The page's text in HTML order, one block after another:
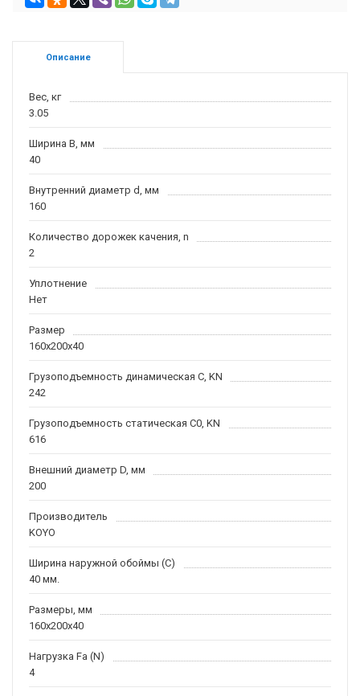
Описание
Вес, кг
3.05
Ширина B, мм
40
Внутренний диаметр d, мм
160
Количество дорожек качения, n
2
Уплотнение
Нет
Размер
160x200x40
Грузоподъемность динамическая C, KN
242
Грузоподъемность статическая C0, KN
616
Внешний диаметр D, мм
200
Производитель
KOYO
Ширина наружной обоймы (C)
40 мм.
Размеры, мм
160x200x40
Нагрузка Fa (N)
4